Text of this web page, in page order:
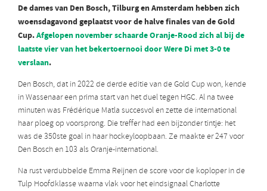
De dames van Den Bosch, Tilburg en Amsterdam hebben zich
woensdagavond geplaatst voor de halve finales van de Gold
Cup.Afgelopen november schaarde Oranje-Rood zich al bij de
laatste vier van het bekertoernooi door Were Di met 3-0 te
verslaan.
Den Bosch, dat in 2022 de derde editie van de Gold Cup won, kende
in Wassenaar een prima start van het duel tegen HGC. Al na twee
minuten was Frédérique Matla succesvol en zette de international
haar ploeg op voorsprong. Die treffer had een bijzonder tintje: het
was de 350ste goal in haar hockeyloopbaan. Ze maakte er 247 voor
Den Bosch en 103 als Oranje-international.
Na rust verdubbelde Emma Reijnen de score voor de koploper in de
Tulp Hoofdklasse waarna vlak voor het eindsignaal Charlotte